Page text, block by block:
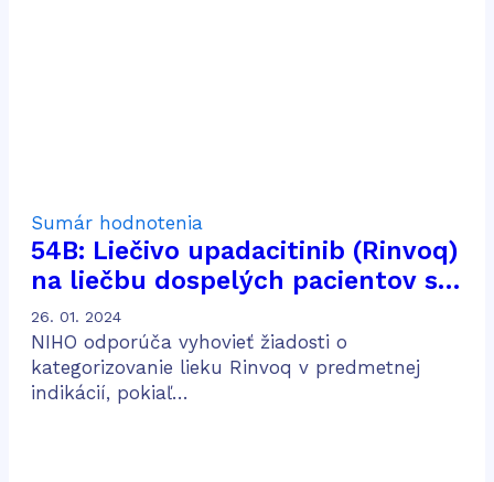
Sumár hodnotenia
54B: Liečivo upadacitinib (Rinvoq)
na liečbu dospelých pacientov so
stredne ťažkou až ťažkou
aktívnou Crohnovou chorobou po
predošlej konvenčnej a biologickej
liečbe
26. 01. 2024
NIHO odporúča vyhovieť žiadosti o
kategorizovanie lieku Rinvoq v predmetnej
indikácií, pokiaľ…